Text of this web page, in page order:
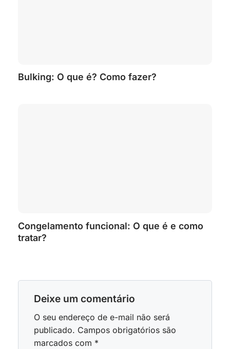
Bulking: O que é? Como fazer?
Congelamento funcional: O que é e como
tratar?
Deixe um comentário
O seu endereço de e-mail não será
publicado. Campos obrigatórios são
marcados com *